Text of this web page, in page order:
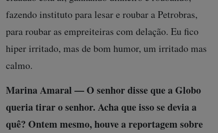
fazendo instituto para lesar e roubar a Petrobras,
para roubar as empreiteiras com delação. Eu fico
hiper irritado, mas de bom humor, um irritado mas
calmo.
Marina Amaral — O senhor disse que a Globo
queria tirar o senhor. Acha que isso se devia a
quê? Ontem mesmo, houve a reportagem sobre